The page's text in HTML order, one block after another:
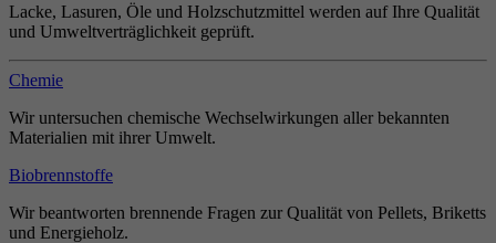
Lacke, Lasuren, Öle und Holzschutzmittel werden auf Ihre Qualität
und Umweltverträglichkeit geprüft.
Chemie
Wir untersuchen chemische Wechselwirkungen aller bekannten
Materialien mit ihrer Umwelt.
Biobrennstoffe
Wir beantworten brennende Fragen zur Qualität von Pellets, Briketts
und Energieholz.